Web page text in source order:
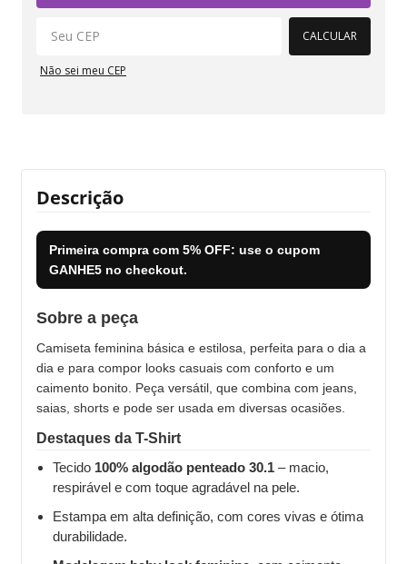
CALCULAR
Não sei meu CEP
Descrição
Primeira compra com 5% OFF: use o cupom
GANHE5 no checkout.
Sobre a peça
Camiseta feminina básica e estilosa, perfeita para o dia a
dia e para compor looks casuais com conforto e um
caimento bonito. Peça versátil, que combina com jeans,
saias, shorts e pode ser usada em diversas ocasiões.
Destaques da T-Shirt
Tecido 100% algodão penteado 30.1 – macio,
respirável e com toque agradável na pele.
Estampa em alta definição, com cores vivas e ótima
durabilidade.